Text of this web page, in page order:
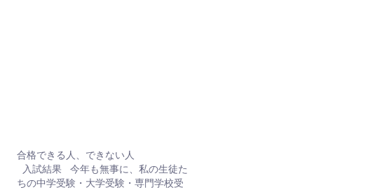
合格できる人、できない人
入試結果 今年も無事に、私の生徒た
ちの中学受験・大学受験・専門学校受